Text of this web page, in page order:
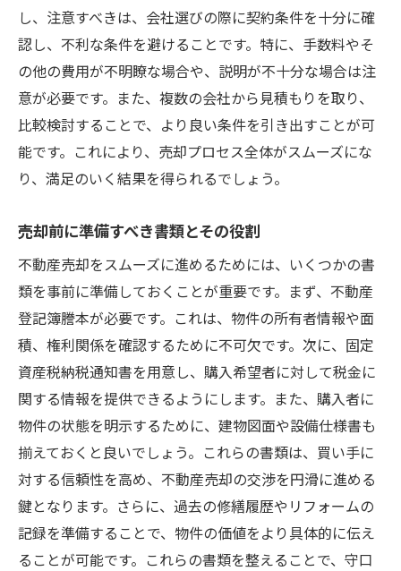
し、注意すべきは、会社選びの際に契約条件を十分に確
認し、不利な条件を避けることです。特に、手数料やそ
の他の費用が不明瞭な場合や、説明が不十分な場合は注
意が必要です。また、複数の会社から見積もりを取り、
比較検討することで、より良い条件を引き出すことが可
能です。これにより、売却プロセス全体がスムーズにな
り、満足のいく結果を得られるでしょう。
売却前に準備すべき書類とその役割
不動産売却をスムーズに進めるためには、いくつかの書
類を事前に準備しておくことが重要です。まず、不動産
登記簿謄本が必要です。これは、物件の所有者情報や面
積、権利関係を確認するために不可欠です。次に、固定
資産税納税通知書を用意し、購入希望者に対して税金に
関する情報を提供できるようにします。また、購入者に
物件の状態を明示するために、建物図面や設備仕様書も
揃えておくと良いでしょう。これらの書類は、買い手に
対する信頼性を高め、不動産売却の交渉を円滑に進める
鍵となります。さらに、過去の修繕履歴やリフォームの
記録を準備することで、物件の価値をより具体的に伝え
ることが可能です。これらの書類を整えることで、守口